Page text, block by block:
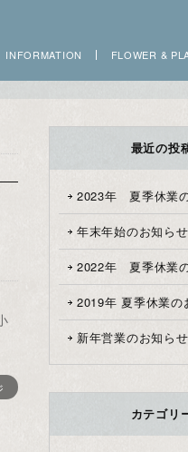
INFORMATION FLOWER &
最近の投
2023年 夏季休業
年末年始のお知らせ
2022年 夏季休業
2019年 夏季休業の
新年営業のお知らせ
カテゴリ